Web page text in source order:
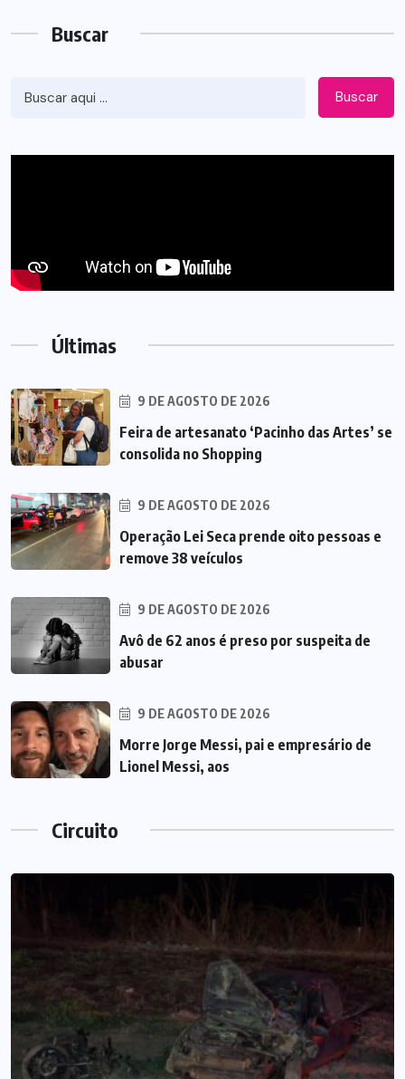
Buscar
Buscar
Últimas
9 DE AGOSTO DE 2026
Feira de artesanato ‘Pacinho das Artes’ se
consolida no Shopping
9 DE AGOSTO DE 2026
Operação Lei Seca prende oito pessoas e
remove 38 veículos
9 DE AGOSTO DE 2026
Avô de 62 anos é preso por suspeita de
abusar
9 DE AGOSTO DE 2026
Morre Jorge Messi, pai e empresário de
Lionel Messi, aos
Circuito